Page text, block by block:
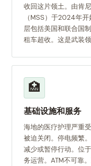
收回这片领土。由肯
（MSS）于2024年
层包括美国和联合国
租车超收。这是武装领
🏥
基础设施和服务
海地的医疗护理严重
被迫关闭。停电频繁
减少或暂停行动。位
务运营。ATM不可靠